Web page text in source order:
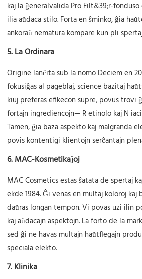
kaj la ĝeneralvalida Pro Filt&39;r-
ilia aŭdaca stilo. Forta en ŝminko, ĝia
ankoraŭ nematura kompare kun pli
5.La Ordinara
Origine lanĉita sub la nomo Deciem en
fokusiĝas al pageblaj, science bazitaj
kiuj preferas efikecon supre, povus trovi
fortajn ingrediencojn— Retinolo kaj N
Tamen, ĝia baza aspekto kaj malgranda
povis kontentigi klientojn serĉantajn
6.MAC-Kosmetikaĵoj
MAC Cosmetics estas ŝatata de spertaj
ekde 1984. Ĝi venas en multaj koloroj kaj
daŭras longan tempon. Vi povas uzi ilin
kaj aŭdacajn aspektojn. La forto de la
sed ĝi ne havas multajn haŭtflegajn
speciala elekto.
7.Klinika